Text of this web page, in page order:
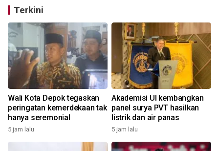
Terkini
Wali Kota Depok tegaskan
peringatan kemerdekaan tak
hanya seremonial
5 jam lalu
Akademisi UI kembangkan
panel surya PVT hasilkan
listrik dan air panas
5 jam lalu